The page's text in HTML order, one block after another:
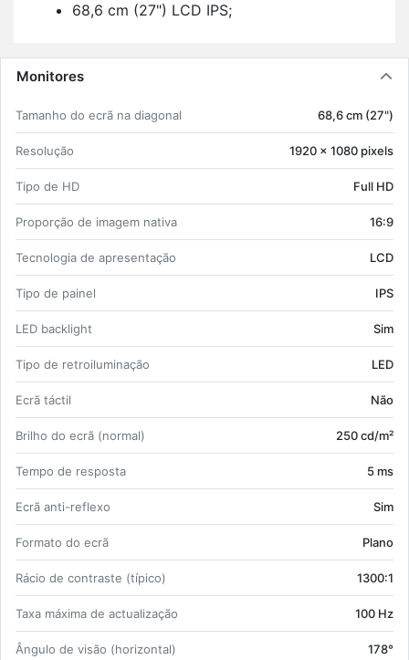
68,6 cm (27") LCD IPS;
100 Hz 5 ms 250 cd/m² 1300:1;
Tec­no­logia livre de cin­ti­lação;
Monitores
Ta­manho do ecrã na di­a­gonal 68,6 cm (27")
Re­so­lução 1920 x 1080 pi­xels
Tipo de HD Full HD
Pro­porção de imagem na­tiva 16:9
Tec­no­logia de apre­sen­tação LCD
Tipo de painel IPS
LED bac­klight Sim
Tipo de re­troi­lu­mi­nação LED
Ecrã táctil Não
Brilho do ecrã (normal) 250 cd/m²
Tempo de res­posta 5 ms
Ecrã anti-re­flexo Sim
For­mato do ecrã Plano
Rácio de con­traste (tí­pico) 1300:1
Taxa má­xima de ac­tu­a­li­zação 100 Hz
Ân­gulo de visão (ho­ri­zontal) 178°